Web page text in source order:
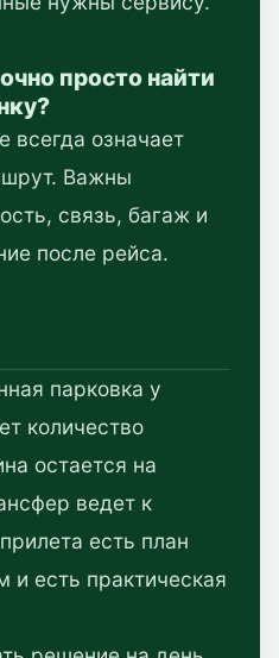
просто найти
всегда означает
Важны
связь, багаж и
после рейса.
парковка у
количество
остается на
ведет к
есть план
и есть практическая